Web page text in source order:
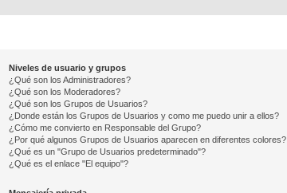
Niveles de usuario y grupos
¿Qué son los Administradores?
¿Qué son los Moderadores?
¿Qué son los Grupos de Usuarios?
¿Donde están los Grupos de Usuarios y como me puedo unir a ellos?
¿Cómo me convierto en Responsable del Grupo?
¿Por qué algunos Grupos de Usuarios aparecen en diferentes colores?
¿Qué es un "Grupo de Usuarios predeterminado"?
¿Qué es el enlace "El equipo"?